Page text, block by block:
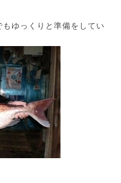
ゆっくりと準備をしてい